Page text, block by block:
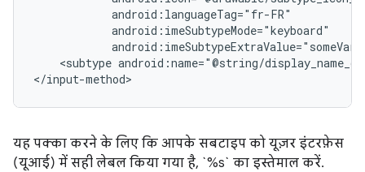
<subtype android:name="@string/
</input-method>
यह पक्का करने के लिए कि आपके सबटाइप को यूज़र इंटरफ़ेस
(यूआई) में सही लेबल किया गया है, `%s` का इस्तेमाल करें.